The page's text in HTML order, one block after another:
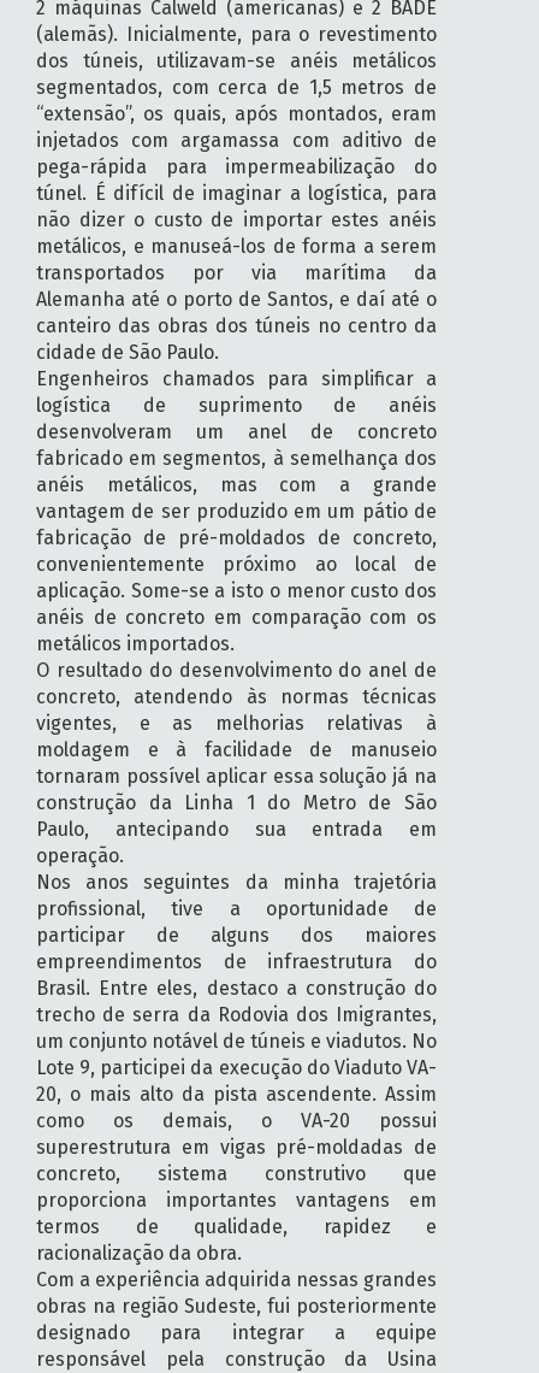
2 máquinas Calweld (americanas) e 2 BADE
(alemãs). Inicialmente, para o revestimento
dos túneis, utilizavam-se anéis metálicos
segmentados, com cerca de 1,5 metros de
“extensão”, os quais, após montados, eram
injetados com argamassa com aditivo de
pega-rápida para impermeabilização do
túnel. É difícil de imaginar a logística, para
não dizer o custo de importar estes anéis
metálicos, e manuseá-los de forma a serem
transportados por via marítima da
Alemanha até o porto de Santos, e daí até o
canteiro das obras dos túneis no centro da
cidade de São Paulo.
Engenheiros chamados para simplificar a
logística de suprimento de anéis
desenvolveram um anel de concreto
fabricado em segmentos, à semelhança dos
anéis metálicos, mas com a grande
vantagem de ser produzido em um pátio de
fabricação de pré-moldados de concreto,
convenientemente próximo ao local de
aplicação. Some-se a isto o menor custo dos
anéis de concreto em comparação com os
metálicos importados.
O resultado do desenvolvimento do anel de
concreto, atendendo às normas técnicas
vigentes, e as melhorias relativas à
moldagem e à facilidade de manuseio
tornaram possível aplicar essa solução já na
construção da Linha 1 do Metro de São
Paulo, antecipando sua entrada em
operação.
Nos anos seguintes da minha trajetória
profissional, tive a oportunidade de
participar de alguns dos maiores
empreendimentos de infraestrutura do
Brasil. Entre eles, destaco a construção do
trecho de serra da Rodovia dos Imigrantes,
um conjunto notável de túneis e viadutos. No
Lote 9, participei da execução do Viaduto VA-
20, o mais alto da pista ascendente. Assim
como os demais, o VA-20 possui
superestrutura em vigas pré-moldadas de
concreto, sistema construtivo que
proporciona importantes vantagens em
termos de qualidade, rapidez e
racionalização da obra.
Com a experiência adquirida nessas grandes
obras na região Sudeste, fui posteriormente
designado para integrar a equipe
responsável pela construção da Usina